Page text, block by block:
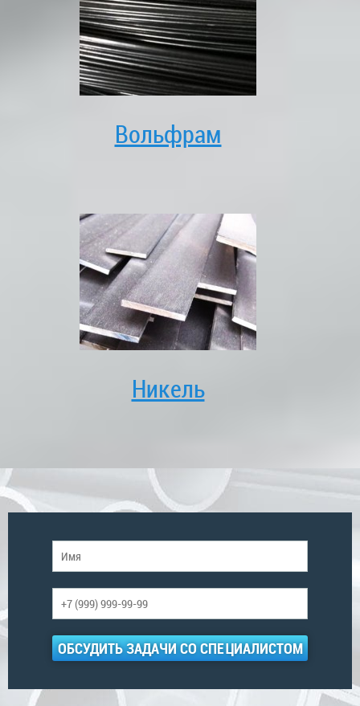
Вольфрам
Никель
ОБСУДИТЬ ЗАДАЧИ СО СПЕЦИАЛИСТОМ